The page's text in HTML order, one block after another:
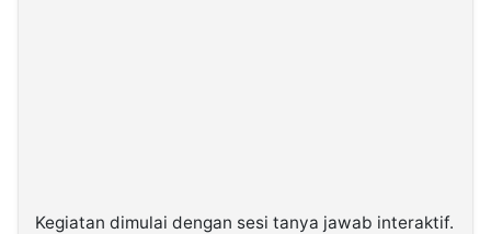
Kegiatan dimulai dengan sesi tanya jawab interaktif.